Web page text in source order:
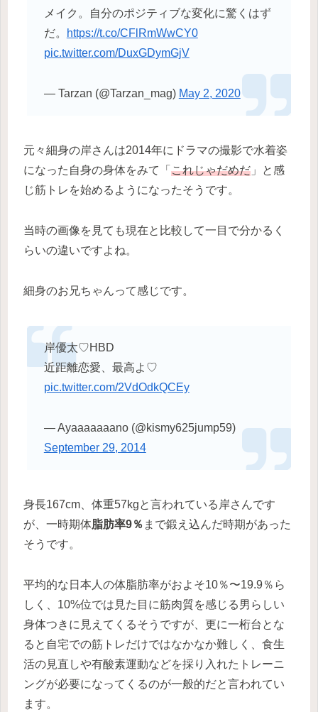
メイク。自分のポジティブな変化に驚くはず
だ。
https://t.co/CFlRmWwCY0
pic.twitter.com/DuxGDymGjV
— Tarzan (@Tarzan_mag) May 2, 2020
元々細身の岸さんは2014年にドラマの撮影で水着姿
になった自身の身体をみて「 これじゃだめだ 」と感
じ筋トレを始めるようになったそうです。
当時の画像を見ても現在と比較して一目で分かるく
らいの違いですよね。
細身のお兄ちゃんって感じです。
岸優太♡HBD
近距離恋愛、最高よ♡
pic.twitter.com/2VdOdkQCEy
— Ayaaaaaaano (@kismy625jump59)
September 29, 2014
身長167cm、体重57kgと言われている岸さんです
が、一時期体脂肪率9％ まで鍛え込んだ時期があった
そうです。
平均的な日本人の体脂肪率がおよそ10％〜19.9％ら
しく、10%位では見た目に筋肉質を感じる男らしい
身体つきに見えてくるそうですが、更に一桁台とな
ると自宅での筋トレだけではなかなか難しく、食生
活の見直しや有酸素運動などを採り入れたトレーニ
ングが必要になってくるのが一般的だと言われてい
ます。